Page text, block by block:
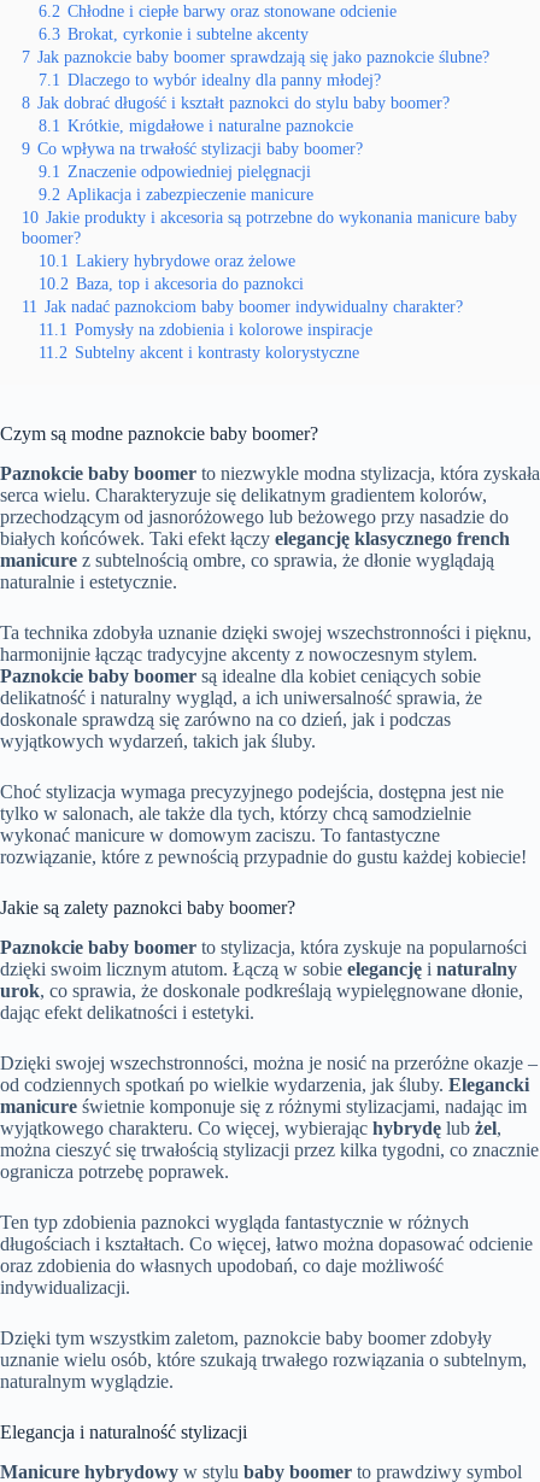
6.2 Chłodne i ciepłe barwy oraz stonowane odcienie
6.3 Brokat, cyrkonie i subtelne akcenty
7 Jak paznokcie baby boomer sprawdzają się jako paznokcie ślubne?
7.1 Dlaczego to wybór idealny dla panny młodej?
8 Jak dobrać długość i kształt paznokci do stylu baby boomer?
8.1 Krótkie, migdałowe i naturalne paznokcie
9 Co wpływa na trwałość stylizacji baby boomer?
9.1 Znaczenie odpowiedniej pielęgnacji
9.2 Aplikacja i zabezpieczenie manicure
10 Jakie produkty i akcesoria są potrzebne do wykonania manicure baby
boomer?
10.1 Lakiery hybrydowe oraz żelowe
10.2 Baza, top i akcesoria do paznokci
11 Jak nadać paznokciom baby boomer indywidualny charakter?
11.1 Pomysły na zdobienia i kolorowe inspiracje
11.2 Subtelny akcent i kontrasty kolorystyczne
Czym są modne paznokcie baby boomer?
Paznokcie baby boomer to niezwykle modna stylizacja, która zyskała
serca wielu. Charakteryzuje się delikatnym gradientem kolorów,
przechodzącym od jasnoróżowego lub beżowego przy nasadzie do
białych końcówek. Taki efekt łączy elegancję klasycznego french
manicure z subtelnością ombre, co sprawia, że dłonie wyglądają
naturalnie i estetycznie.
Ta technika zdobyła uznanie dzięki swojej wszechstronności i pięknu,
harmonijnie łącząc tradycyjne akcenty z nowoczesnym stylem.
Paznokcie baby boomer są idealne dla kobiet ceniących sobie
delikatność i naturalny wygląd, a ich uniwersalność sprawia, że
doskonale sprawdzą się zarówno na co dzień, jak i podczas
wyjątkowych wydarzeń, takich jak śluby.
Choć stylizacja wymaga precyzyjnego podejścia, dostępna jest nie
tylko w salonach, ale także dla tych, którzy chcą samodzielnie
wykonać manicure w domowym zaciszu. To fantastyczne
rozwiązanie, które z pewnością przypadnie do gustu każdej kobiecie!
Jakie są zalety paznokci baby boomer?
Paznokcie baby boomer to stylizacja, która zyskuje na popularności
dzięki swoim licznym atutom. Łączą w sobie elegancję i naturalny
urok, co sprawia, że doskonale podkreślają wypielęgnowane dłonie,
dając efekt delikatności i estetyki.
Dzięki swojej wszechstronności, można je nosić na przeróżne okazje –
od codziennych spotkań po wielkie wydarzenia, jak śluby. Elegancki
manicure świetnie komponuje się z różnymi stylizacjami, nadając im
wyjątkowego charakteru. Co więcej, wybierając hybrydę lub żel,
można cieszyć się trwałością stylizacji przez kilka tygodni, co znacznie
ogranicza potrzebę poprawek.
Ten typ zdobienia paznokci wygląda fantastycznie w różnych
długościach i kształtach. Co więcej, łatwo można dopasować odcienie
oraz zdobienia do własnych upodobań, co daje możliwość
indywidualizacji.
Dzięki tym wszystkim zaletom, paznokcie baby boomer zdobyły
uznanie wielu osób, które szukają trwałego rozwiązania o subtelnym,
naturalnym wyglądzie.
Elegancja i naturalność stylizacji
Manicure hybrydowy w stylu baby boomer to prawdziwy symbol